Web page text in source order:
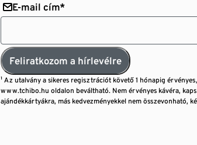
E-mail cím*
Feliratkozom a hírlevélre
¹ Az utalvány a sikeres regisztrációt követő 1 hónapig
www.tchibo.hu oldalon beváltható. Nem érvényes kávéra,
ajándékkártyákra, más kedvezményekkel nem összevonható,